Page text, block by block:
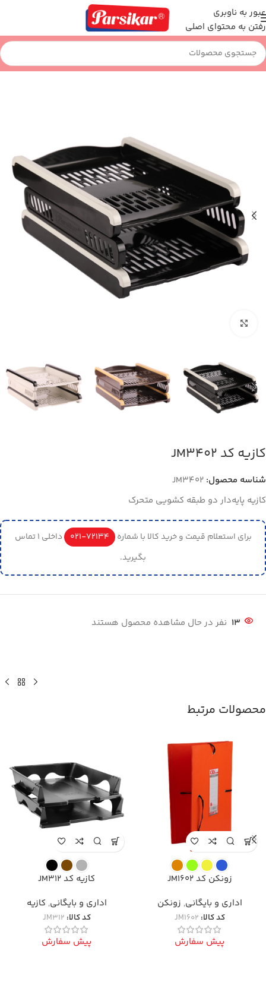
عبور به ناوبری
رفتن به محتوای اصلی
خانه اداری و بایگانی کازیه
کازیه کد JM3402
شناسه محصول: JM3402
کازیه پایه‌دار دو طبقه کشویی متحرک
برای استعلام قیمت و خرید کالا با شماره 72134-021
داخلی 1 تماس
بگیرید.
13 نفر در حال مشاهده محصول هستند
محصولات مرتبط
زونکن کد JM1602
اداری و بایگانی, زونکن
کد کالا: JM1602
پیش سفارش
کازیه کد JM312
اداری و بایگانی, کازیه
کد کالا: JM312
پیش سفارش